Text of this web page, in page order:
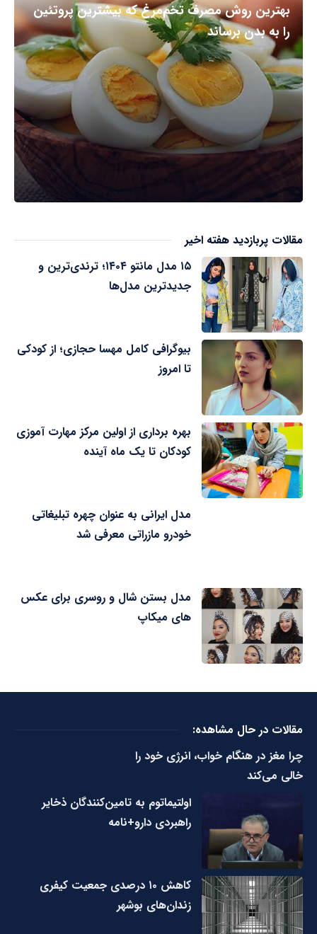
بهترین روش مصرف تخم‌مرغ که بیشترین پروتئین
را به بدن برساند
مقالات پربازدید هفته اخیر
۱۵ مدل مانتو ۱۴۰۴؛ ترندی‌ترین و
جدیدترین مدل‌ها
بیوگرافی کامل مهسا حجازی؛ از کودکی
تا امروز
بهره برداری از اولین مرکز مهارت آموزی
کودکان تا یک ماه آینده
مدل ایرانی به عنوان چهره تبلیغاتی
خودرو مازراتی معرفی شد
مدل بستن شال و روسری برای عکس
های میکاپ
مقالات در حال مشاهده:
چرا مغز در هنگام خواب، انرژی خود را
خالی می‌کند
اولتیماتوم به تامین‌کنندگان ذخایر
راهبردی دارو+نامه
کاهش ۱۰ درصدی جمعیت کیفری
زندان‌های بوشهر